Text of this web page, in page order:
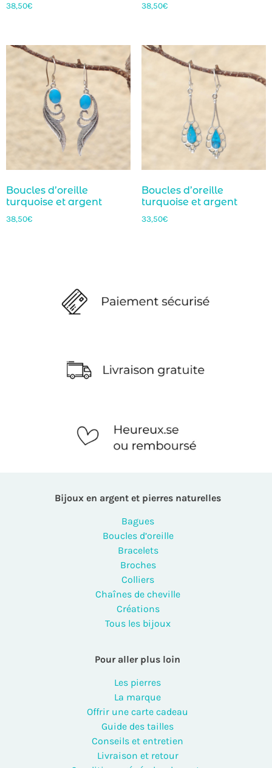
38,50€ 38,50€
Boucles d’oreille
turquoise et argent
38,50€
Boucles d’oreille
turquoise et argent
33,50€
Bijoux en argent et pierres naturelles
Bagues
Boucles d’oreille
Bracelets
Broches
Colliers
Chaînes de cheville
Créations
Tous les bijoux
Pour aller plus loin
Les pierres
La marque
Offrir une carte cadeau
Guide des tailles
Conseils et entretien
Livraison et retour